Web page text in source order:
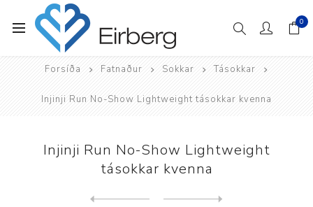
0
Forsíða Fatnaður Sokkar Tásokkar
Injinji Run No-Show Lightweight tásokkar kvenna
Injinji Run No-Show Lightweight
tásokkar kvenna